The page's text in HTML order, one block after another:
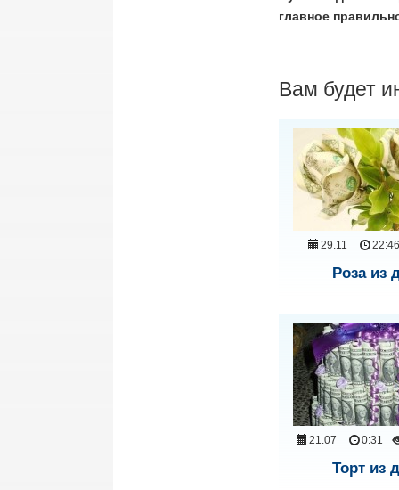
главное
Вам будет
29.11
Роза из
21.07 0:31
Торт из